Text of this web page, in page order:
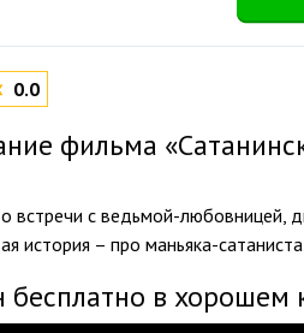
0.0
фильма
встречи с ведьмой-любовницей,
история – про маньяка-
бесплатно в хорошем